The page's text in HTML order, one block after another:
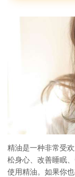
精油是一种非常受
松身心、改善睡眠
使用精油。如果你